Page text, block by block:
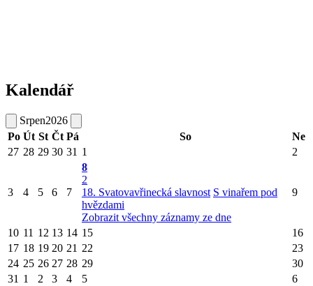
Kalendář
Srpen2026
Po Út St Čt Pá So
Ne
27 28 29 30 31 1 2
3 4 5 6 7
8
2
18. Svatovavřinecká slavnost S vinařem pod
hvězdami
Zobrazit všechny záznamy ze dne
9
10 11 12 13 14 15
16
17 18 19 20 21 22
23
24 25 26 27 28 29
30
31 1 2 3 4 5 6